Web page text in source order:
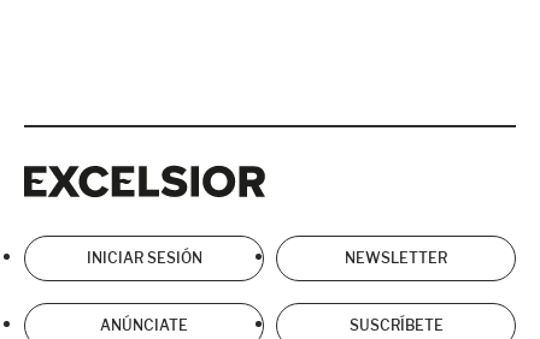
INICIAR SESIÓN NEWSLETTER
ANÚNCIATE SUSCRÍBETE